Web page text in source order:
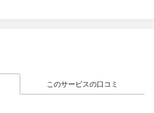
このサービスの口コミ